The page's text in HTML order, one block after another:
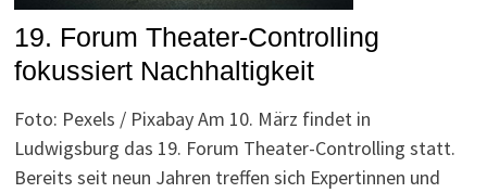
19. Forum Theater-Controlling
fokussiert Nachhaltigkeit
Foto: Pexels / Pixabay Am 10. März findet in
Ludwigsburg das 19. Forum Theater-Controlling statt.
Bereits seit neun Jahren treffen sich Expertinnen und